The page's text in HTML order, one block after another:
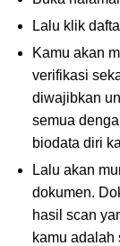
Lalu klik
Kamu akan
verifikasi
diwajibkan
semua
biodata diri
Lalu akan
dokumen.
hasil scan
kamu adalah